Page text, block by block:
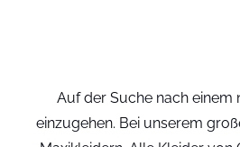
Auf der Suche nach einem
einzugehen. Bei unserem